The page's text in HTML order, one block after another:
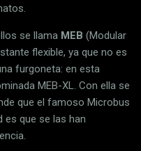
se llama MEB (Modular
flexible, ya que no es
furgoneta: en esta
MEB-XL. Con ella se
que el famoso Microbus
es que se las han